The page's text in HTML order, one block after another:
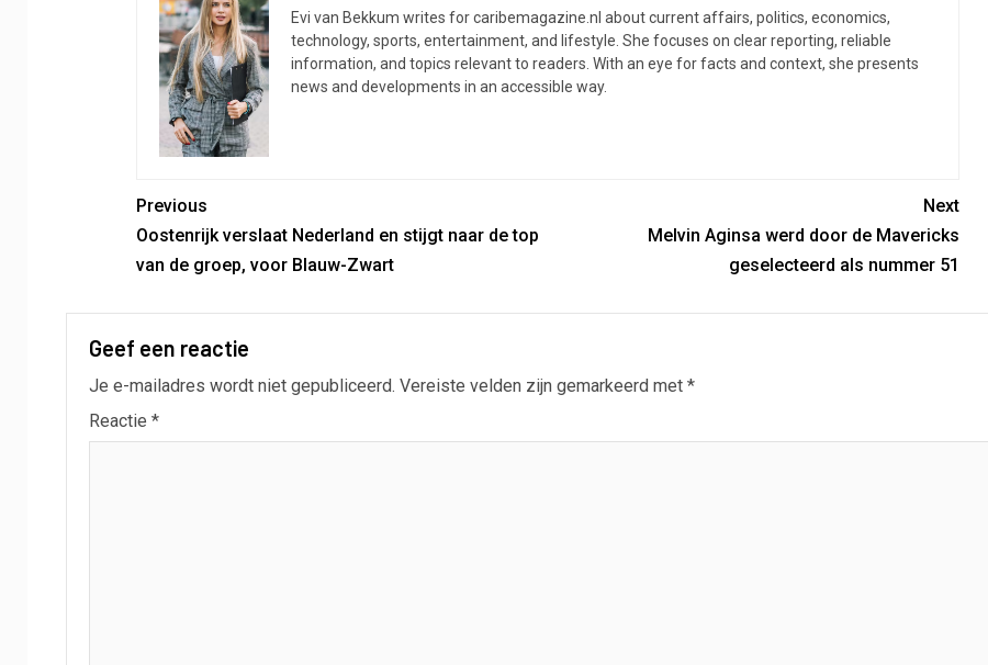
Evi van Bekkum writes for caribemagazine.nl about current affairs, politics, economics,
technology, sports, entertainment, and lifestyle. She focuses on clear reporting, reliable
information, and topics relevant to readers. With an eye for facts and context, she presents
news and developments in an accessible way.
Previous
Oostenrijk verslaat Nederland en stijgt naar de top
van de groep, voor Blauw-Zwart
Next
Melvin Aginsa werd door de Mavericks
geselecteerd als nummer 51
Geef een reactie
Je e-mailadres wordt niet gepubliceerd. Vereiste velden zijn gemarkeerd met *
Reactie *